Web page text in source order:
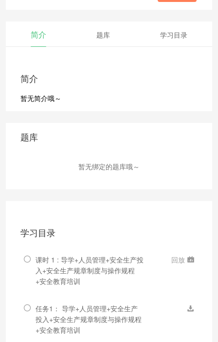
简介 题库 学习目录
简介
暂无简介哦～
题库
暂无绑定的题库哦～
学习目录
课时 1 : 导学+人员管理+安全生产投
入+安全生产规章制度与操作规程
+安全教育培训
回放
任务1： 导学+人员管理+安全生产
投入+安全生产规章制度与操作规程
+安全教育培训